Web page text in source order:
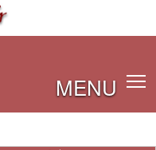
MENU